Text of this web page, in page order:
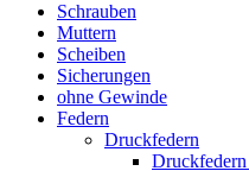
Schrauben
Muttern
Scheiben
Sicherungen
ohne Gewinde
Federn
Druckfedern
Druckfedern